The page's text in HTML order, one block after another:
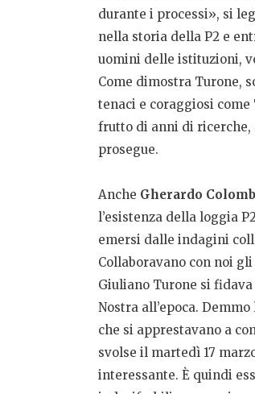
durante i processi», si
nella storia della P2 e
uomini delle istituzioni,
Come dimostra Turone,
tenaci e coraggiosi
frutto di anni di ricerche,
prosegue.
Anche Gherardo
l’esistenza della loggia
emersi dalle indagini
Collaboravano con noi
Giuliano Turone si
Nostra all’epoca.
che si apprestavano a
svolse il martedì 17
interessante. È quindi